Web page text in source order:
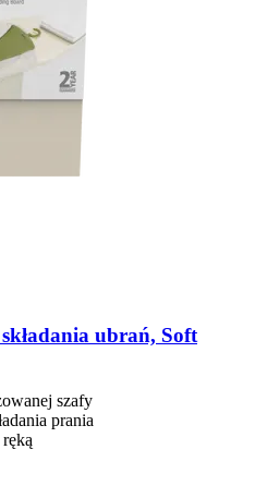
ubrań, Soft
szafy
prania